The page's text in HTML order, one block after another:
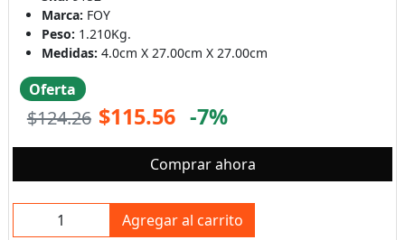
Marca: FOY
Peso: 1.210Kg.
Medidas: 4.0cm X 27.00cm X 27.00cm
Oferta
$124.26 $115.56 -7%
Comprar ahora
Agregar al carrito